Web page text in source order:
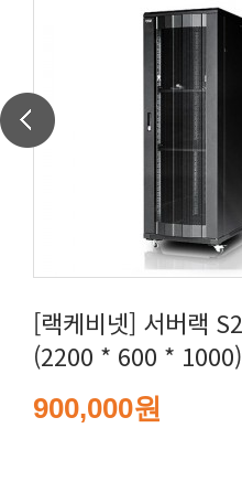
(2200 * 600 * 1000)
900,000원